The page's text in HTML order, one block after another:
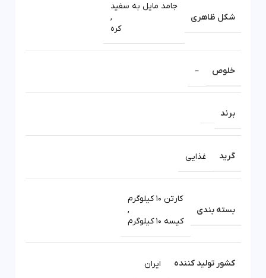
شکل ظاهری
جامد مایل به سفید
,
کره
خلوص –
برند
گرید غذایی
بسته بندی
کارتن 10 کیلوگرم
,
کیسه 10 کیلوگرم
کشور تولید کننده ایران